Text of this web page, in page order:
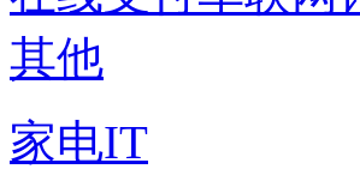
其他
家电IT